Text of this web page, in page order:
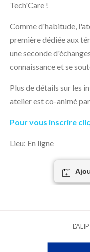
Tech'Care !
Comme d'habitude,
première dédiée aux
une seconde
connaissance et se
Plus de détails sur les
atelier est co-animé
Pour vous inscrire
Lieu: En ligne